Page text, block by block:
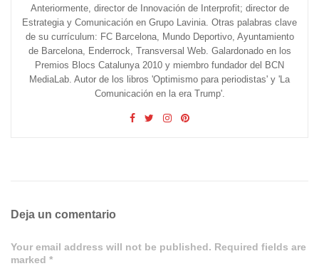
Anteriormente, director de Innovación de Interprofit; director de
Estrategia y Comunicación en Grupo Lavinia. Otras palabras clave
de su currículum: FC Barcelona, Mundo Deportivo, Ayuntamiento
de Barcelona, Enderrock, Transversal Web. Galardonado en los
Premios Blocs Catalunya 2010 y miembro fundador del BCN
MediaLab. Autor de los libros 'Optimismo para periodistas' y 'La
Comunicación en la era Trump'.
Deja un comentario
Your email address will not be published. Required fields are
marked *